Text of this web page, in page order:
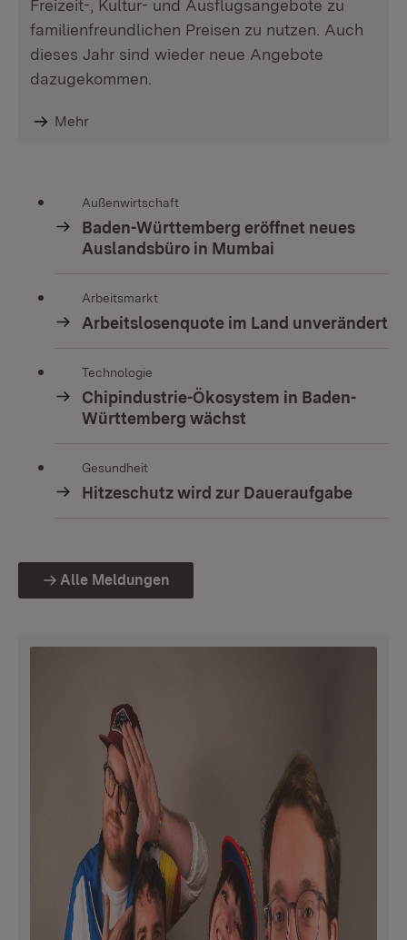
Freizeit-, Kultur- und Ausflugsangebote zu
familienfreundlichen Preisen zu nutzen. Auch
dieses Jahr sind wieder neue Angebote
dazugekommen.
Mehr
Außenwirtschaft
Baden-Württemberg eröffnet neues
Auslandsbüro in Mumbai
Arbeitsmarkt
Arbeitslosenquote im Land unverändert
Technologie
Chipindustrie-Ökosystem in Baden-
Württemberg wächst
Gesundheit
Hitzeschutz wird zur Daueraufgabe
Alle Meldungen